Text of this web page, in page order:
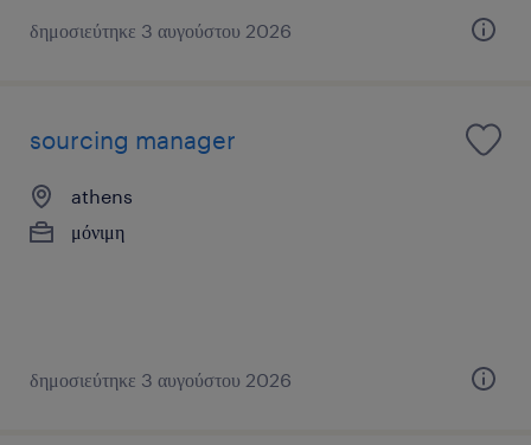
δημοσιεύτηκε 3 αυγούστου 2026
sourcing manager
athens
μόνιμη
δημοσιεύτηκε 3 αυγούστου 2026